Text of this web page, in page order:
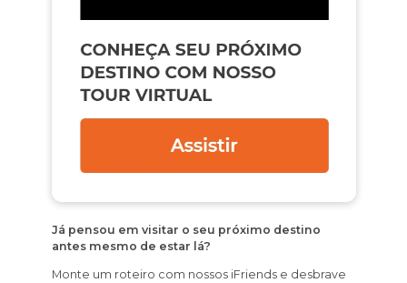
Já pensou em visitar o seu próximo destino
antes mesmo de estar lá?
Monte um roteiro com nossos iFriends e desbrave